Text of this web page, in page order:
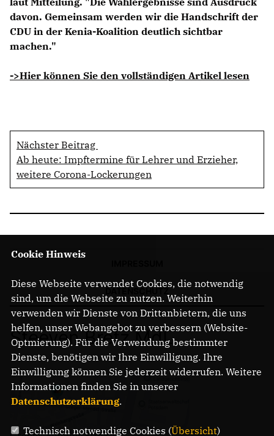
davon. Gemeinsam werden wir die Handschrift der
CDU in der Kenia-Koalition deutlich sichtbar
machen."
->Hier können Sie den vollständigen Artikel lesen
Nächster Beitrag
Ab heute: Impftermine für Lehrer und Erzieher,
weitere Corona-Lockerungen
Steeven Bretz MdL
Cookie Hinweis
Diese Webseite verwendet Cookies, die notwendig
sind, um die Webseite zu nutzen. Weiterhin
verwenden wir Dienste von Drittanbietern, die uns
helfen, unser Webangebot zu verbessern (Website-
Optmierung). Für die Verwendung bestimmter
Dienste, benötigen wir Ihre Einwilligung. Ihre
Einwilligung können Sie jederzeit widerrufen. Weitere
Informationen finden Sie in unserer
Datenschutzerklärung.
Technisch notwendige Cookies (Übersicht)